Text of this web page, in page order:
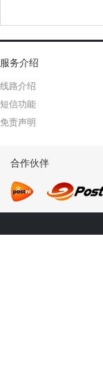
服务介绍
线路介绍
短信功能
免责声明
合作伙伴